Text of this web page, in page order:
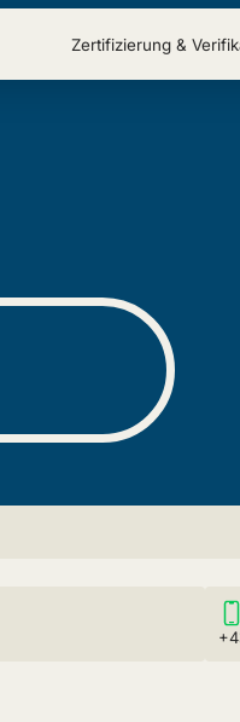
Zertifizierung &